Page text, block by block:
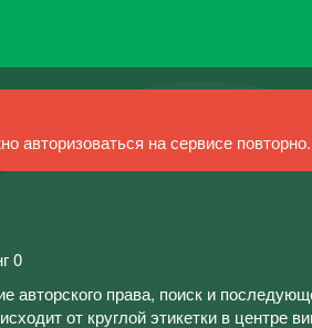
авторизоваться на сервисе повторно.
0
авторского права, поиск и
от круглой этикетки в центре